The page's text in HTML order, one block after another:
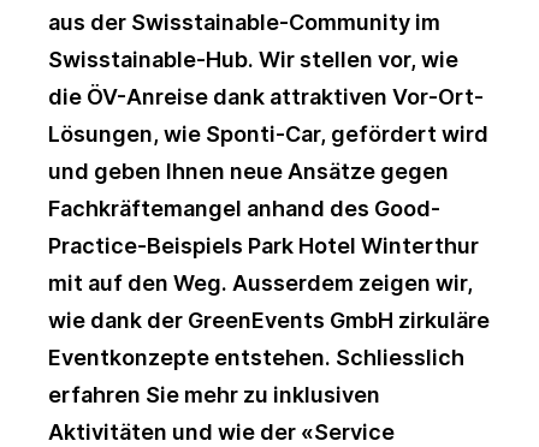
aus der Swisstainable-Community im
Swisstainable-Hub. Wir stellen vor, wie
die ÖV-Anreise dank attraktiven Vor-Ort-
Lösungen, wie Sponti-Car, gefördert wird
und geben Ihnen neue Ansätze gegen
Fachkräftemangel anhand des Good-
Practice-Beispiels Park Hotel Winterthur
mit auf den Weg. Ausserdem zeigen wir,
wie dank der GreenEvents GmbH zirkuläre
Eventkonzepte entstehen. Schliesslich
erfahren Sie mehr zu inklusiven
Aktivitäten und wie der «Service